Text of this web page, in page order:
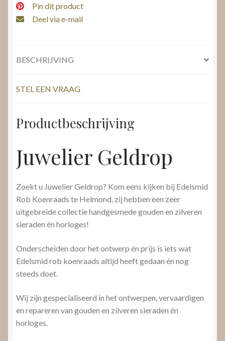
Pin dit product
Deel via e-mail
BESCHRIJVING
STEL EEN VRAAG
Productbeschrijving
Juwelier Geldrop
Zoekt u Juwelier Geldrop? Kom eens kijken bij Edelsmid
Rob Koenraads te Helmond, zij hebben een zeer
uitgebreide collectie handgesmede gouden en zilveren
sieraden én horloges!
Onderscheiden door het ontwerp én prijs is iets wat
Edelsmid rob koenraads altijd heeft gedaan én nog
steeds doet.
Wij zijn gespecialiseerd in het ontwerpen, vervaardigen
en repareren van gouden en zilveren sieraden én
horloges.